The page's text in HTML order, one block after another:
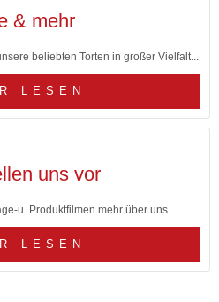
& mehr
beliebten Torten in großer Vielfalt...
LESEN
uns vor
u. Produktfilmen mehr über uns...
LESEN